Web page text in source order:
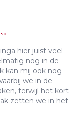
hier juist veel
nog in de
kan mij ook nog
we in de
terwijl het kort
zetten we in het